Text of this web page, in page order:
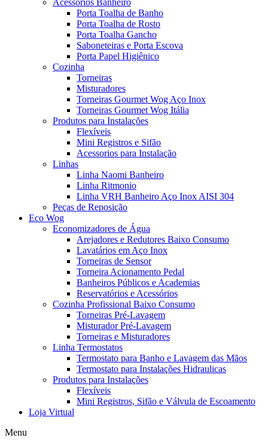
Acessorios Banheiro
Porta Toalha de Banho
Porta Toalha de Rosto
Porta Toalha Gancho
Saboneteiras e Porta Escova
Porta Papel Higiênico
Cozinha
Torneiras
Misturadores
Torneiras Gourmet Wog Aço Inox
Torneiras Gourmet Wog Itália
Produtos para Instalações
Flexíveis
Mini Registros e Sifão
Acessorios para Instalação
Linhas
Linha Naomi Banheiro
Linha Ritmonio
Linha VRH Banheiro Aço Inox AISI 304
Peças de Reposição
Eco Wog
Economizadores de Água
Arejadores e Redutores Baixo Consumo
Lavatários em Aço Inox
Torneiras de Sensor
Torneira Acionamento Pedal
Banheiros Públicos e Academias
Reservatórios e Acessórios
Cozinha Profissional Baixo Consumo
Torneiras Pré-Lavagem
Misturador Pré-Lavagem
Torneiras e Misturadores
Linha Termostatos
Termostato para Banho e Lavagem das Mãos
Termostato para Instalações Hidraulicas
Produtos para Instalações
Flexíveis
Mini Registros, Sifão e Válvula de Escoamento
Loja Virtual
Menu